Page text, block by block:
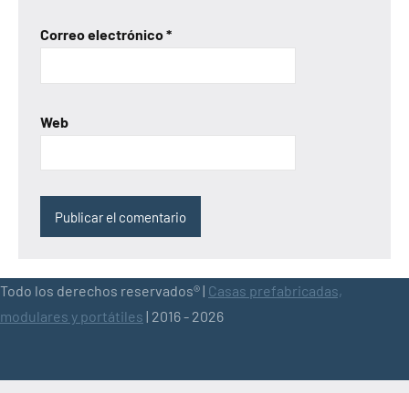
Correo electrónico*
Web
Todo los derechos reservados® | Casas prefabricadas,
modulares y portátiles | 2016 - 2026